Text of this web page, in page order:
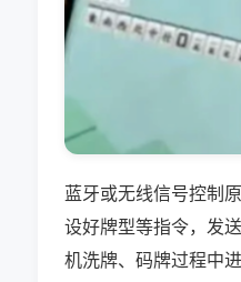
蓝牙或无线信号控制
设好牌型等指令，发
机洗牌、码牌过程中